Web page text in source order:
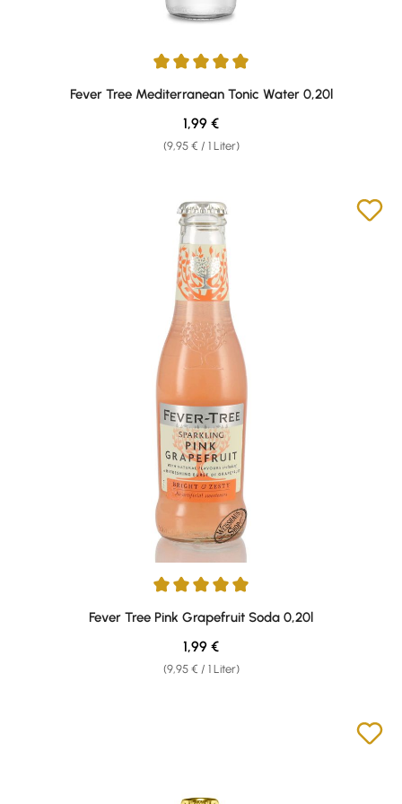
Durchschnittliche Bewertung von 4.88 von 5 Sternen
Fever Tree Mediterranean Tonic Water 0,20l
(9,95 € / 1 Liter)
Regulärer Preis:
1,99 €
Durchschnittliche Bewertung von 5 von 5 Sternen
Fever Tree Pink Grapefruit Soda 0,20l
(9,95 € / 1 Liter)
Regulärer Preis:
1,99 €